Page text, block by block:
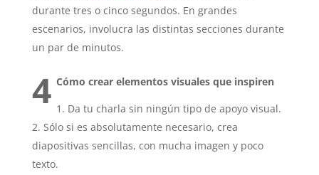
durante tres o cinco segundos. En grandes
escenarios, involucra las distintas secciones durante
un par de minutos.
4 Cómo crear elementos visuales que inspiren
Da tu charla sin ningún tipo de apoyo visual.
Sólo si es absolutamente necesario, crea
diapositivas sencillas, con mucha imagen y poco
texto.